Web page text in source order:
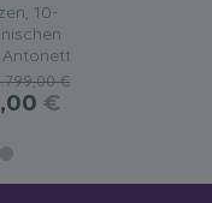
10-
€
€